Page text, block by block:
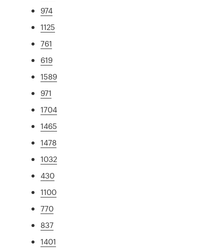
974
1125
761
619
1589
971
1704
1465
1478
1032
430
1100
770
837
1401